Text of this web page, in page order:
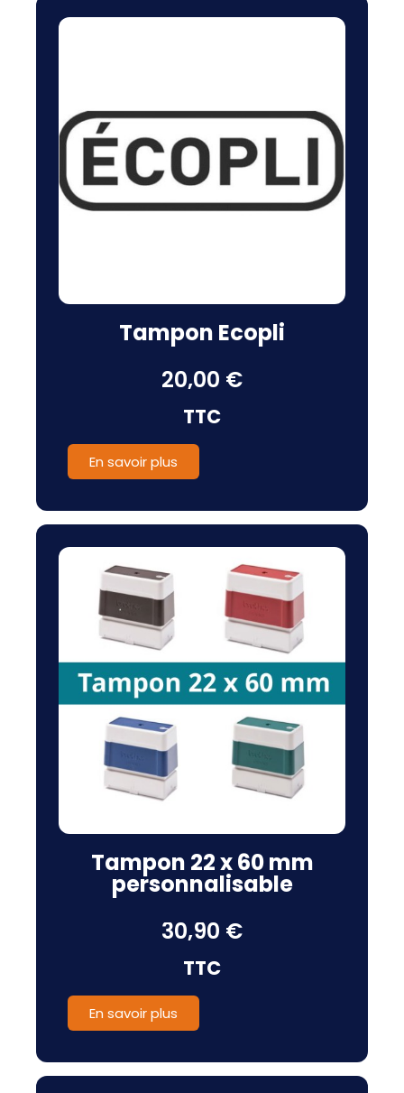
Tampon Ecopli
20,00 €
TTC
En savoir plus
Tampon 22 x 60 mm
personnalisable
30,90 €
TTC
En savoir plus